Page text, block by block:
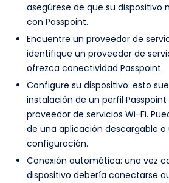
asegúrese de que su dispositivo
con Passpoint.
Encuentre un proveedor de
identifique un proveedor de
ofrezca conectividad Passpoint.
Configure su dispositivo: esto
instalación de un perfil
proveedor de servicios Wi-Fi.
de una aplicación descargable o
configuración.
Conexión automática: una vez
dispositivo debería conectarse